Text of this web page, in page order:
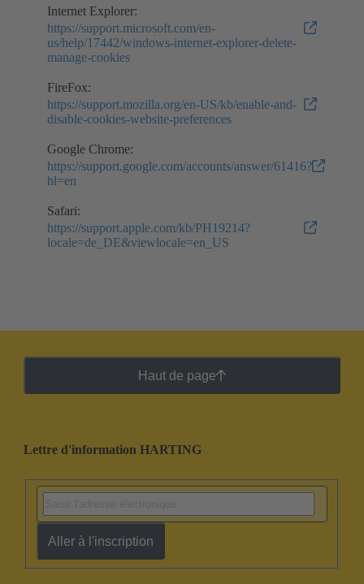
Internet Explorer:
https://support.microsoft.com/en-
us/help/17442/windows-internet-explorer-delete-
manage-cookies
FireFox:
https://support.mozilla.org/en-US/kb/enable-and-
disable-cookies-website-preferences
Google Chrome:
https://support.google.com/accounts/answer/61416?
hl=en
Safari:
https://support.apple.com/kb/PH19214?
locale=de_DE&viewlocale=en_US
Haut de page
Lettre d'information HARTING
Aller à l'inscription